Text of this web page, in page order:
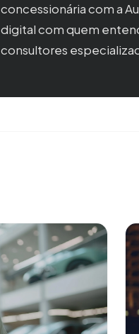
concessionária com a
digital com quem
consultores